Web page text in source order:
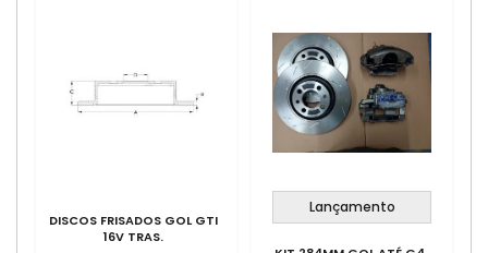
DISCOS FRISADOS GOL GTI
16V TRAS.
Lançamento